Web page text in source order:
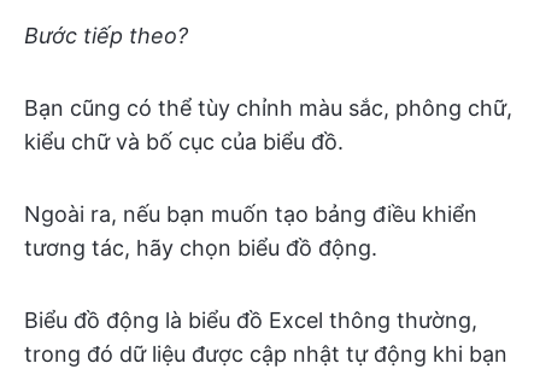
Bước tiếp theo?
Bạn cũng có thể tùy chỉnh màu sắc, phông chữ,
kiểu chữ và bố cục của biểu đồ.
Ngoài ra, nếu bạn muốn tạo bảng điều khiển
tương tác, hãy chọn biểu đồ động.
Biểu đồ động là biểu đồ Excel thông thường,
trong đó dữ liệu được cập nhật tự động khi bạn